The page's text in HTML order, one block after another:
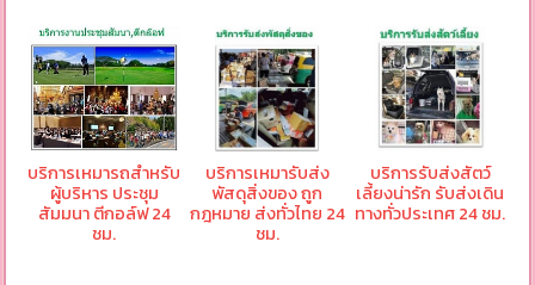
บริการเหมารถสำหรับ
ผู้บริหาร ประชุม
สัมมนา ตีกอล์ฟ 24
ชม.
บริการเหมารับส่ง
พัสดุสิ่งของ ถูก
กฎหมาย ส่งทั่วไทย 24
ชม.
บริการรับส่งสัตว์
เลี้ยงน่ารัก รับส่งเดิน
ทางทั่วประเทศ 24 ชม.